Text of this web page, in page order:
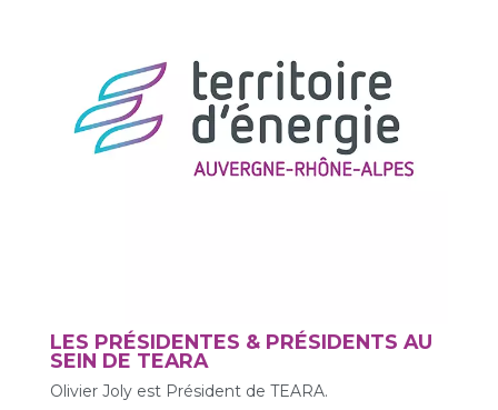
LES PRÉSIDENTES & PRÉSIDENTS AU
SEIN DE TEARA
Olivier Joly est Président de TEARA.